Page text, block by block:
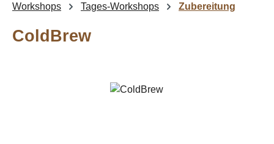
Workshops Tages-Workshops Zubereitung
ColdBrew
Bildergalerie überspringen